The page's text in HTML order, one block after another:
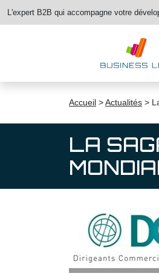
L'expert B2B qui accompagne votre
Accueil >Actualités >
LA